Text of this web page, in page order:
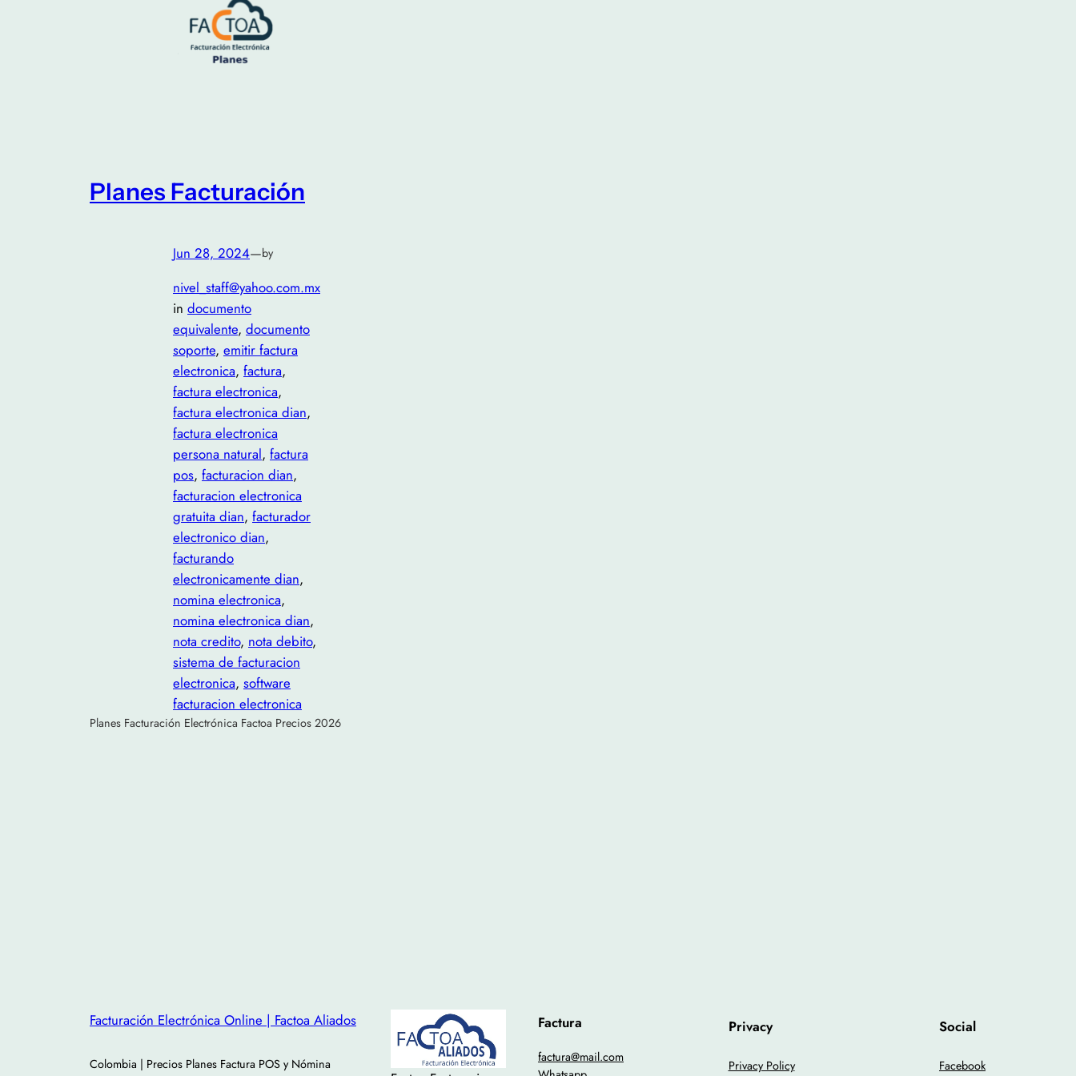
Planes Facturación
Jun 28, 2024—by
nivel_staff@yahoo.com.mx
in documento
equivalente, documento
soporte, emitir factura
electronica, factura
factura electronica
factura electronica dian
factura electronica
persona natural, factura
pos, facturacion dian
facturacion electronica
gratuita dian, facturador
electronico dian
facturando
electronicamente dian
nomina electronica
nomina electronica dian
nota credito, nota debito
sistema de facturacion
electronica, software
facturacion electronica
Planes Facturación Electrónica Factoa Precios 2026
Facturación Electrónica Online | Factoa Aliados
Colombia | Precios Planes Factura POS y Nómina
Factura
factura@mail.com
Privacy
Privacy Policy
Social
Facebook